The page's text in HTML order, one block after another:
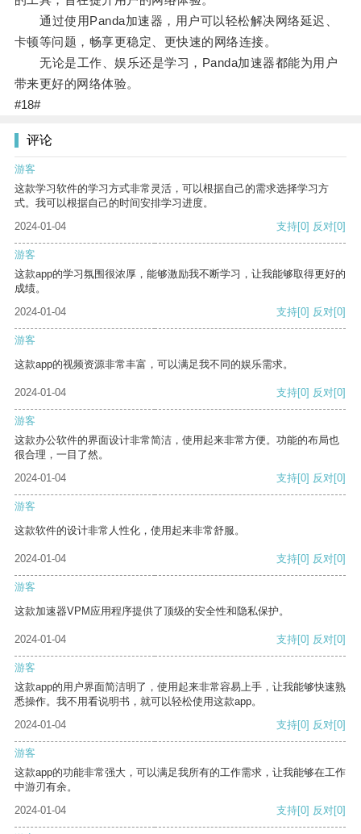
通过使用Panda加速器，用户可以轻松解决网络延迟、
卡顿等问题，畅享更稳定、更快速的网络连接。
无论是工作、娱乐还是学习，Panda加速器都能为用户
带来更好的网络体验。
#18#
评论
游客
这款学习软件的学习方式非常灵活，可以根据自己的需求选择学习方
式。我可以根据自己的时间安排学习进度。
2024-01-04
支持[0] 反对[0]
游客
这款app的学习氛围很浓厚，能够激励我不断学习，让我能够取得更好的
成绩。
2024-01-04
支持[0] 反对[0]
游客
这款app的视频资源非常丰富，可以满足我不同的娱乐需求。
2024-01-04 支持[0] 反对[0]
游客
这款办公软件的界面设计非常简洁，使用起来非常方便。功能的布局也
很合理，一目了然。
2024-01-04
支持[0] 反对[0]
游客
这款软件的设计非常人性化，使用起来非常舒服。
2024-01-04 支持[0] 反对[0]
游客
这款加速器VPM应用程序提供了顶级的安全性和隐私保护。
2024-01-04 支持[0] 反对[0]
游客
这款app的用户界面简洁明了，使用起来非常容易上手，让我能够快速熟
悉操作。我不用看说明书，就可以轻松使用这款app。
2024-01-04
支持[0] 反对[0]
游客
这款app的功能非常强大，可以满足我所有的工作需求，让我能够在工作
中游刃有余。
2024-01-04
支持[0] 反对[0]